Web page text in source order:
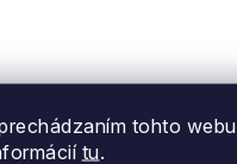
tohto webu
tu.